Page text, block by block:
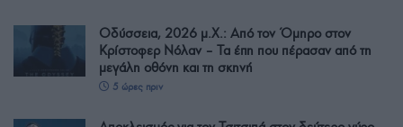
Οδύσσεια, 2026 μ.Χ.: Από τον Όμηρο στον
Κρίστοφερ Νόλαν – Τα έπη που πέρασαν από τη
μεγάλη οθόνη και τη σκηνή
5 ώρες πριν